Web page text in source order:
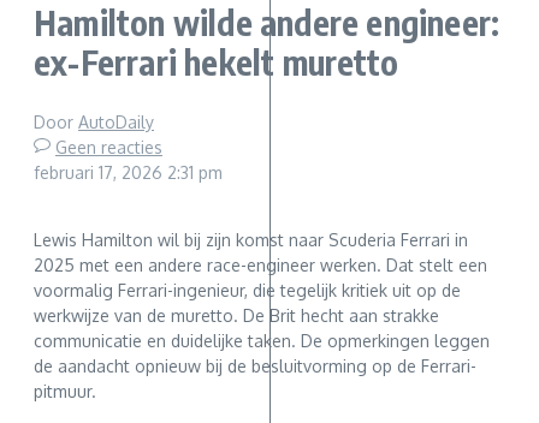
Hamilton wilde andere engineer:
ex-Ferrari hekelt muretto
Door AutoDaily
Geen reacties
februari 17, 2026 2:31 pm
Lewis Hamilton wil bij zijn komst naar Scuderia Ferrari in
2025 met een andere race-engineer werken. Dat stelt een
voormalig Ferrari-ingenieur, die tegelijk kritiek uit op de
werkwijze van de muretto. De Brit hecht aan strakke
communicatie en duidelijke taken. De opmerkingen leggen
de aandacht opnieuw bij de besluitvorming op de Ferrari-
pitmuur.